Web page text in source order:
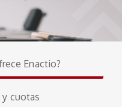
Enactio?
cuotas